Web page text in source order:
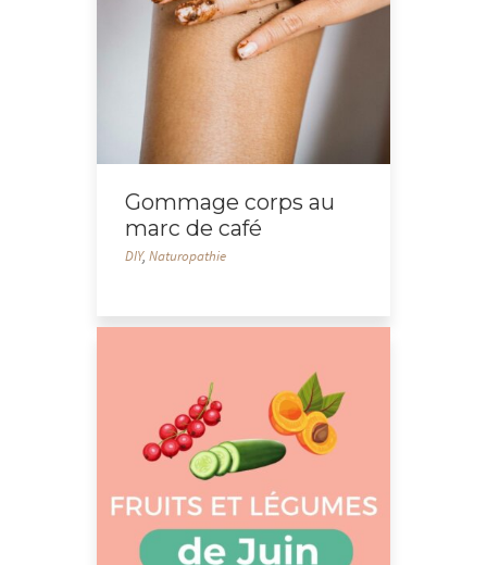
Gommage corps au
marc de café
DIY,Naturopathie